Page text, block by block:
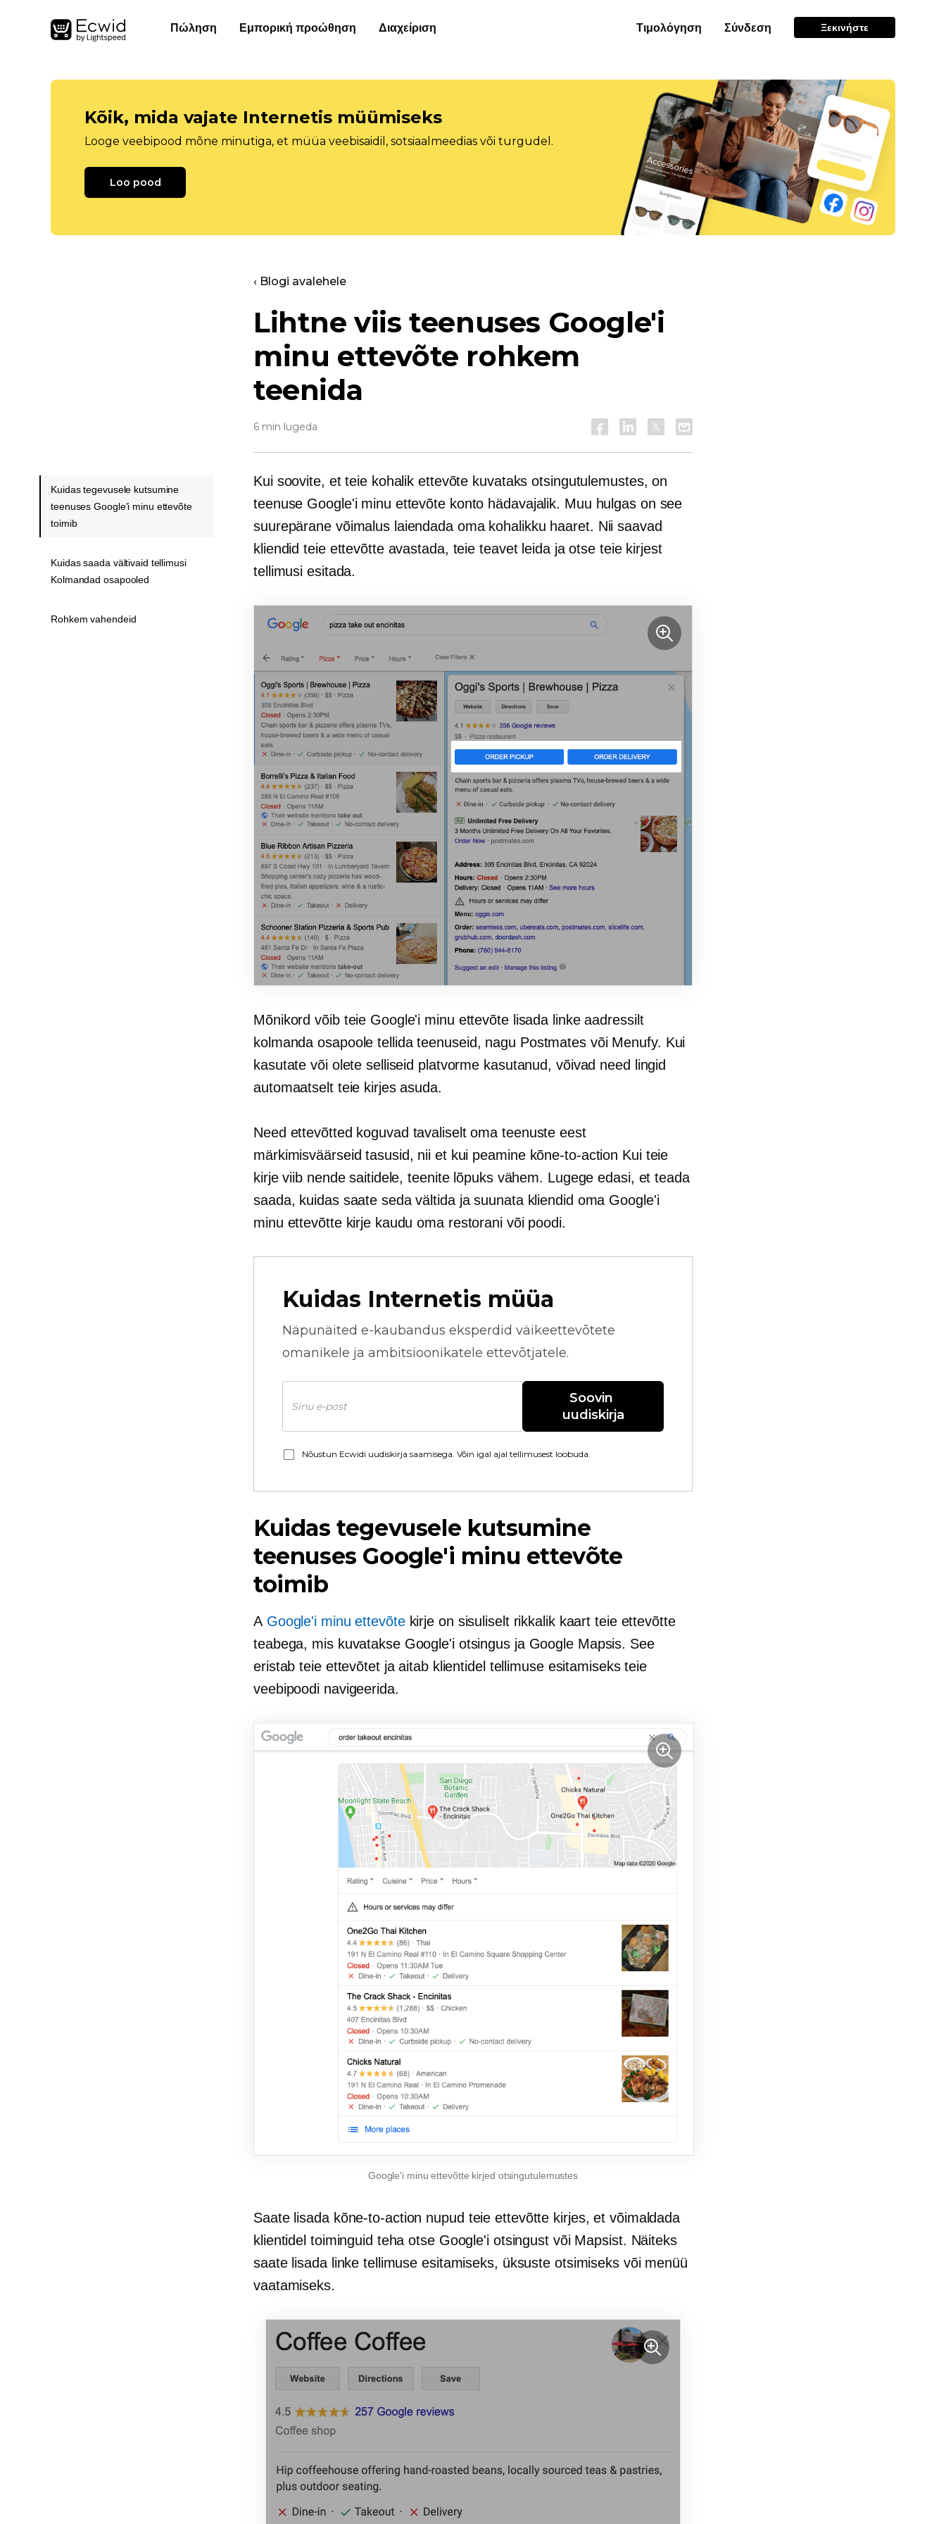
Πώληση Εμπορική προώθηση Διαχείριση Τιμολόγηση Σύνδεση Ξεκινήστε
Kõik, mida vajate Internetis müümiseks
Looge veebipood mõne minutiga, et müüa veebisaidil, sotsiaalmeedias või turgudel.
Loo pood
‹ Blogi avalehele
Lihtne viis teenuses Google'i
minu ettevõte rohkem
teenida
6 min lugeda
Kui soovite, et teie kohalik ettevõte kuvataks otsingutulemustes, on
teenuse Google'i minu ettevõte konto hädavajalik. Muu hulgas on see
suurepärane võimalus laiendada oma kohalikku haaret. Nii saavad
kliendid teie ettevõtte avastada, teie teavet leida ja otse teie kirjest
tellimusi esitada.
Mõnikord võib teie Google'i minu ettevõte lisada linke aadressilt
kolmanda osapoole tellida teenuseid, nagu Postmates või Menufy. Kui
kasutate või olete selliseid platvorme kasutanud, võivad need lingid
automaatselt teie kirjes asuda.
Need ettevõtted koguvad tavaliselt oma teenuste eest
märkimisväärseid tasusid, nii et kui peamine kõne-to-action Kui teie
kirje viib nende saitidele, teenite lõpuks vähem. Lugege edasi, et teada
saada, kuidas saate seda vältida ja suunata kliendid oma Google'i
minu ettevõtte kirje kaudu oma restorani või poodi.
Kuidas Internetis müüa
Näpunäited e-kaubandus eksperdid väikeettevõtete
omanikele ja ambitsioonikatele ettevõtjatele.
Soovin
uudiskirja
Nõustun Ecwidi uudiskirja saamisega. Võin igal ajal tellimusest loobuda.
Kuidas tegevusele kutsumine
teenuses Google'i minu ettevõte
toimib
A Google'i minu ettevõtekirje on sisuliselt rikkalik kaart teie ettevõtte
teabega, mis kuvatakse Google'i otsingus ja Google Mapsis. See
eristab teie ettevõtet ja aitab klientidel tellimuse esitamiseks teie
veebipoodi navigeerida.
Google'i minu ettevõtte kirjed otsingutulemustes
Saate lisada kõne-to-action nupud teie ettevõtte kirjes, et võimaldada
klientidel toiminguid teha otse Google'i otsingust või Mapsist. Näiteks
saate lisada linke tellimuse esitamiseks, üksuste otsimiseks või menüü
vaatamiseks.
Kuidas tegevusele kutsumine
teenuses Google'i minu ettevõte
toimib
Kuidas saada vältivaid tellimusi
Kolmandad osapooled
Rohkem vahendeid